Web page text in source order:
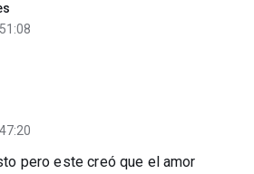
pero este creó que el amor